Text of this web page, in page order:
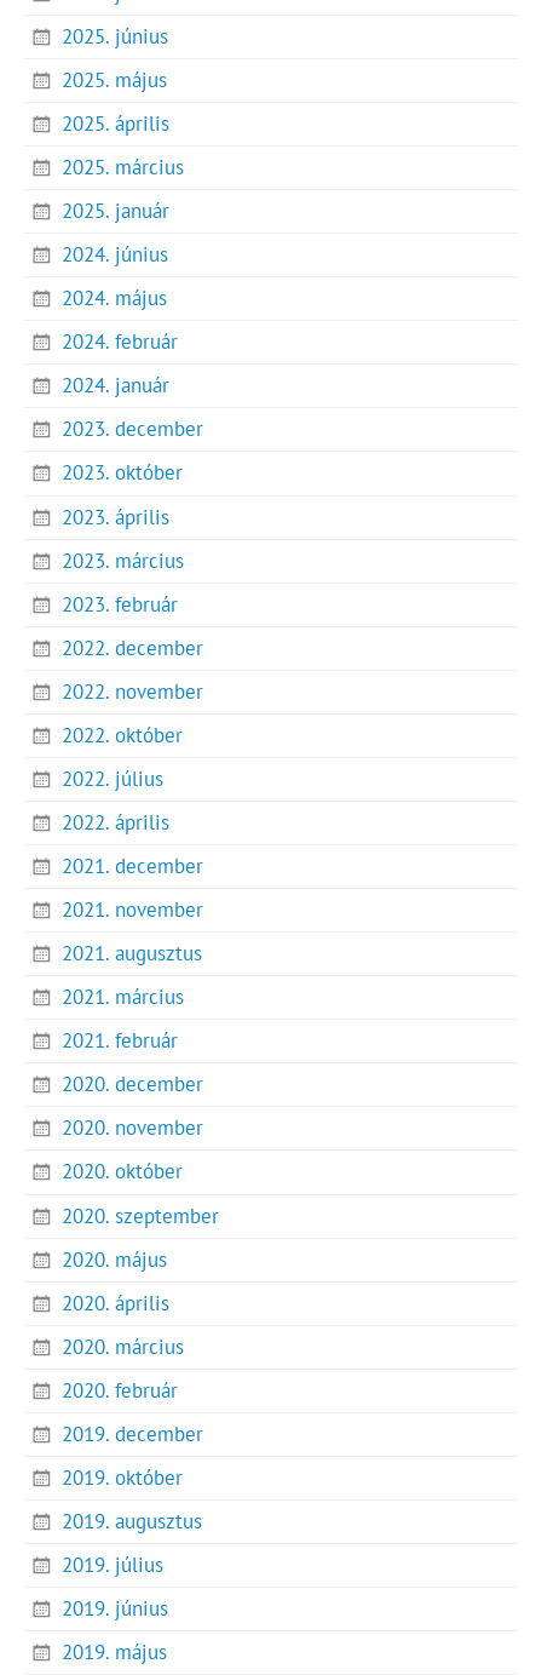
2025. június
2025. május
2025. április
2025. március
2025. január
2024. június
2024. május
2024. február
2024. január
2023. december
2023. október
2023. április
2023. március
2023. február
2022. december
2022. november
2022. október
2022. július
2022. április
2021. december
2021. november
2021. augusztus
2021. március
2021. február
2020. december
2020. november
2020. október
2020. szeptember
2020. május
2020. április
2020. március
2020. február
2019. december
2019. október
2019. augusztus
2019. július
2019. június
2019. május